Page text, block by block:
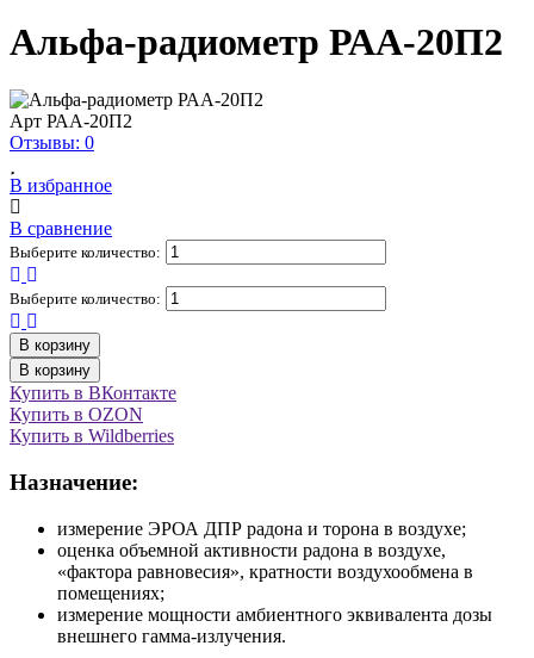
Альфа-радиометр РАА-20П2
Арт РАА-20П2
Отзывы: 0
В избранное
В сравнение
Выберите количество:
Выберите количество:
В корзину
В корзину
Купить в ВКонтакте
Купить в OZON
Купить в Wildberries
Назначение:
измерение ЭРОА ДПР радона и торона в воздухе;
оценка объемной активности радона в воздухе,
«фактора равновесия», кратности воздухообмена в
помещениях;
измерение мощности амбиентного эквивалента дозы
внешнего гамма-излучения.